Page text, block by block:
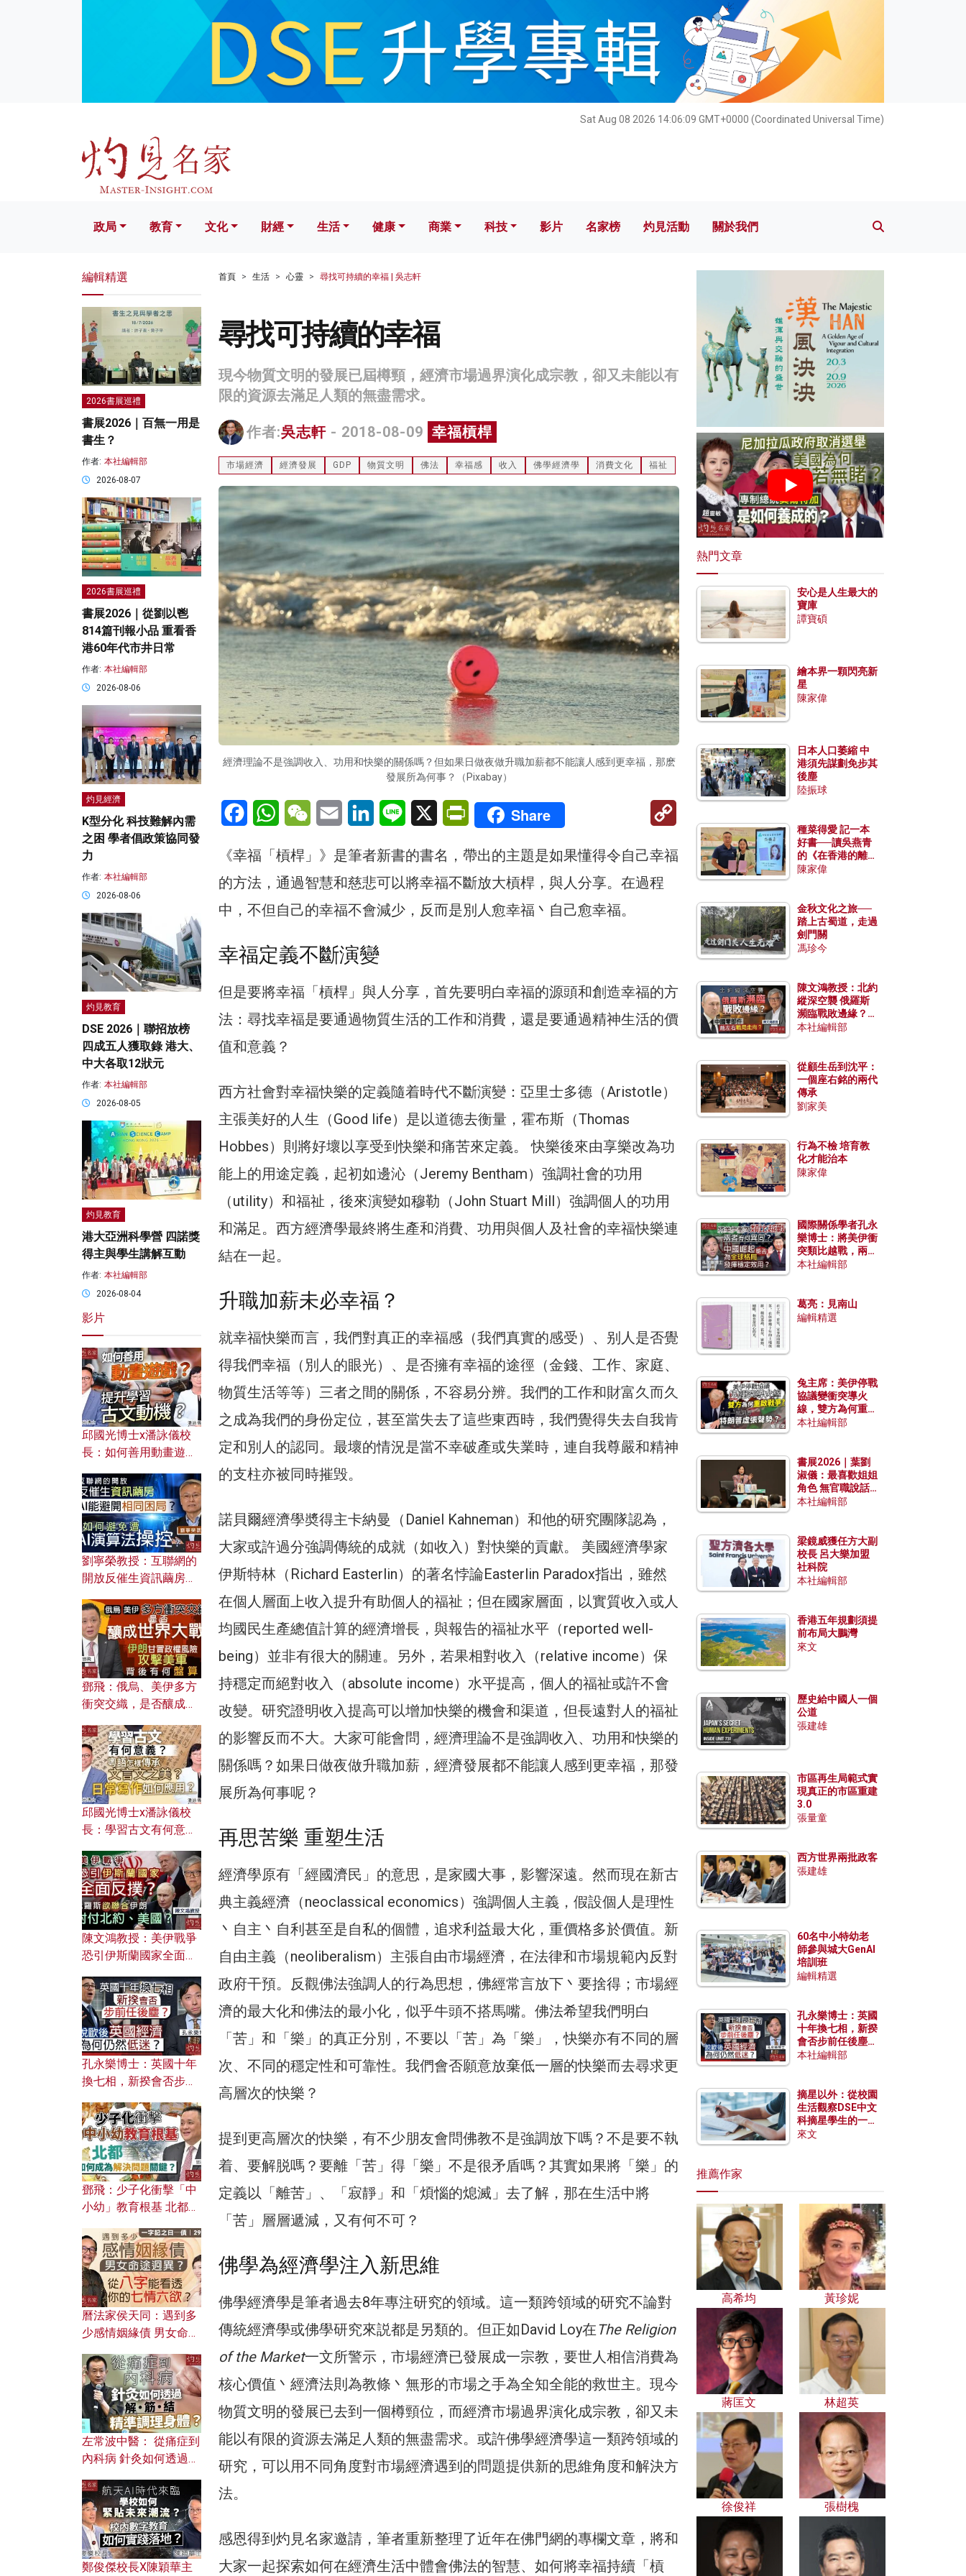
Sat Aug 08 2026 14:06:10 GMT+0000 (Coordinated Universal Time)
文化 財經 生活 健康 科技 影片 名家榜 灼見活動 關於我們
政局 教育 文化 財經 生活 健康 商業 科技 影片 名家榜 灼見活動 關於我們
首頁 生活 心靈 尋找可持續的幸福 | 吳志軒
尋找可持續的幸福
現今物質文明的發展已屆樽頸，經濟市場過界演化成宗教，卻又未能以有
限的資源去滿足人類的無盡需求。
作者:吳志軒 - 2018-08-09 幸福槓桿
市場經濟 經濟發展 GDP 物質文明 佛法 幸福感 收入 佛學經濟學 消費文化 福祉
經濟理論不是強調收入、功用和快樂的關係嗎？但如果日做夜做升職加薪都不能讓人感到更幸福，那麽
發展所為何事？（Pixabay）
FacebookWhatsAppWeChatEmail LinkedInLine X PrintFriendly
Share
Copy
《幸福「槓桿」》是筆者新書的書名，帶出的主題是如果懂得令自己幸福
的方法，通過智慧和慈悲可以將幸福不斷放大槓桿，與人分享。在過程
中，不但自己的幸福不會減少，反而是別人愈幸福丶自己愈幸福。
幸福定義不斷演變
但是要將幸福「槓桿」與人分享，首先要明白幸福的源頭和創造幸福的方
法：尋找幸福是要通過物質生活的工作和消費，還是要通過精神生活的價
值和意義？
西方社會對幸福快樂的定義隨着時代不斷演變：亞里士多德（Aristotle）
主張美好的人生（Good life）是以道德去衡量，霍布斯（Thomas
Hobbes）則將好壞以享受到快樂和痛苦來定義。 快樂後來由享樂改為功
能上的用途定義，起初如邊沁（Jeremy Bentham）強調社會的功用
（utility）和福祉，後來演變如穆勒（John Stuart Mill）強調個人的功用
和滿足。西方經濟學最終將生產和消費、功用與個人及社會的幸福快樂連
結在一起。
升職加薪未必幸福？
就幸福快樂而言，我們對真正的幸福感（我們真實的感受）、别人是否覺
得我們幸福（別人的眼光）、是否擁有幸福的途徑（金錢、工作、家庭、
物質生活等等）三者之間的關係，不容易分辨。我們的工作和財富久而久
之成為我們的身份定位，甚至當失去了這些東西時，我們覺得失去自我肯
定和別人的認同。最壞的情況是當不幸破產或失業時，連自我尊嚴和精神
的支柱亦被同時摧毁。
諾貝爾經濟學奬得主卡納曼（Daniel Kahneman）和他的研究團隊認為，
大家或許過分強調傳統的成就（如收入）對快樂的貢獻。 美國經濟學家
伊斯特林（Richard Easterlin）的著名悖論Easterlin Paradox指出，雖然
在個人層面上收入提升有助個人的福祉；但在國家層面，以實質收入或人
均國民生產總值計算的經濟增長，與報告的福祉水平（reported well-
being）並非有很大的關連。另外，若果相對收入（relative income）保
持穩定而絕對收入（absolute income）水平提高，個人的福祉或許不會
改變。研究證明收入提高可以增加快樂的機會和渠道，但長遠對人的福祉
的影響反而不大。大家可能會問，經濟理論不是強調收入、功用和快樂的
關係嗎？如果日做夜做升職加薪，經濟發展都不能讓人感到更幸福，那發
展所為何事呢？
再思苦樂 重塑生活
經濟學原有「經國濟民」的意思，是家國大事，影響深遠。然而現在新古
典主義經濟（neoclassical economics）強調個人主義，假設個人是理性
丶自主丶自利甚至是自私的個體，追求利益最大化，重價格多於價值。新
自由主義（neoliberalism）主張自由市場經濟，在法律和市場規範內反對
政府干預。反觀佛法強調人的行為思想，佛經常言放下丶要捨得；市場經
濟的最大化和佛法的最小化，似乎牛頭不搭馬嘴。佛法希望我們明白
「苦」和「樂」的真正分別，不要以「苦」為「樂」，快樂亦有不同的層
次、不同的穩定性和可靠性。我們會否願意放棄低一層的快樂而去尋求更
高層次的快樂？
提到更高層次的快樂，有不少朋友會問佛教不是強調放下嗎？不是要不執
着、要解脱嗎？要離「苦」得「樂」不是很矛盾嗎？其實如果將「樂」的
定義以「離苦」、「寂靜」和「煩惱的熄滅」去了解，那在生活中將
「苦」層層遞減，又有何不可？
佛學為經濟學注入新思維
佛學經濟學是筆者過去8年專注研究的領域。這一類跨領域的研究不論對
傳統經濟學或佛學研究來説都是另類的。但正如David Loy在The Religion
of the Market一文所警示，市場經濟已發展成一宗教，要世人相信消費為
核心價值丶經濟法則為教條丶無形的市場之手為全知全能的救世主。現今
物質文明的發展已去到一個樽頸位，而經濟市場過界演化成宗教，卻又未
能以有限的資源去滿足人類的無盡需求。或許佛學經濟學這一類跨領域的
研究，可以用不同角度對市場經濟遇到的問題提供新的思維角度和解決方
法。
感恩得到灼見名家邀請，筆者重新整理了近年在佛門網的專欄文章，將和
大家一起探索如何在經濟生活中體會佛法的智慧、如何將幸福持續「槓
編輯精選
2026書展巡禮
書展2026｜百無一用是
書生？
作者: 本社編輯部
2026-08-07
2026書展巡禮
書展2026｜從劉以鬯
814篇刊報小品 重看香
港60年代市井日常
作者: 本社編輯部
2026-08-06
灼見經濟
K型分化 科技難解內需
之困 學者倡政策協同發
力
作者: 本社編輯部
2026-08-06
灼見教育
DSE 2026｜聯招放榜
四成五人獲取錄 港大、
中大各取12狀元
作者: 本社編輯部
2026-08-05
灼見教育
港大亞洲科學營 四諾獎
得主與學生講解互動
作者: 本社編輯部
2026-08-04
影片
邱國光博士x潘詠儀校
長：如何善用動畫遊戲
劉寧榮教授：互聯網的
開放反催生資訊繭房，
何避免遭AI演算法操
控？
鄧飛：俄烏、美伊多方
衝突交織，是否釀成世
風險攻擊美軍，背後有
何盤算？
邱國光博士x潘詠儀校
長：學習古文有何意
文之美？ 日常寫作如何
應用？
陳文鴻教授：美伊戰爭
恐引伊斯蘭國家全面反
對付北約美國？
孔永樂博士：英國十年
換七相，新揆會否步前
濟為何仍然低迷？
鄧飛：少子化衝擊「中
小幼」教育根基 北都如
曆法家侯天同：遇到多
少感情姻緣債 男女命途
的七情六欲？
左常波中醫： 從痛症到
內科病 針灸如何透過解
鄭俊傑校長X陳穎華主
熱門文章
安心是人生最大的
寶庫
譚寶碩
繪本界一顆閃亮新
星
陳家偉
日本人口萎縮 中
港須先謀劃免步其
後塵
陸振球
種菜得愛 記一本
好書──讀吳燕青
的《在香港的離島
種菜》
陳家偉
金秋文化之旅──
踏上古蜀道，走過
劍門關
馮珍今
陳文鴻教授：北約
縱深空襲 俄羅斯
瀕臨戰敗邊緣？中
國零部件能左右戰
本社編輯部
從顧生岳到沈平：
一個座右銘的兩代
傳承
劉家美
行為不檢 培育教
化才能治本
陳家偉
國際關係學者孔永
樂博士：將美伊衝
突類比越戰，兩者
有何異同？中國崛
本社編輯部
葛亮：見南山
編輯精選
兔主席：美伊停戰
協議變衝突導火
線，雙方為何重啟
戰爭？伊朗一早洞
本社編輯部
書展2026｜葉劉
淑儀：最喜歡姐姐
角色 無官職說話
包袱少
本社編輯部
梁鏡威獲任方大副
校長 呂大樂加盟
社科院
本社編輯部
香港五年規劃須提
前布局大鵬灣
來文
歷史給中國人一個
公道
張建雄
市區再生局範式實
現真正的市區重建
3.0
張量童
西方世界兩批政客
張建雄
60名中小特幼老
師參與城大GenAI
培訓班
編輯精選
孔永樂博士：英國
十年換七相，新揆
會否步前任後塵？
脫歐後英國經濟為
本社編輯部
摘星以外：從校園
生活觀察DSE中文
科摘星學生的一點
特質
來文
推薦作家
高希均 黃珍妮
蔣匡文 林超英
徐俊祥 張樹槐